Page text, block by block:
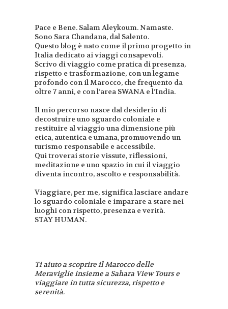
Pace e Bene. Salam Aleykoum. Namaste.
Sono Sara Chandana, dal Salento.
Questo blog è nato come il primo progetto in
Italia dedicato ai viaggi consapevoli.
Scrivo di viaggio come pratica di presenza,
rispetto e trasformazione, con un legame
profondo con il Marocco, che frequento da
oltre 7 anni, e con l’area SWANA e l’India.
Il mio percorso nasce dal desiderio di
decostruire uno sguardo coloniale e
restituire al viaggio una dimensione più
etica, autentica e umana, promuovendo un
turismo responsabile e accessibile.
Qui troverai storie vissute, riflessioni,
meditazione e uno spazio in cui il viaggio
diventa incontro, ascolto e responsabilità.
Viaggiare, per me, significa lasciare andare
lo sguardo coloniale e imparare a stare nei
luoghi con rispetto, presenza e verità.
STAY HUMAN.
Ti aiuto a scoprire il Marocco delle
Meraviglie insieme a Sahara View Tours e
viaggiare in tutta sicurezza, rispetto e
serenità.